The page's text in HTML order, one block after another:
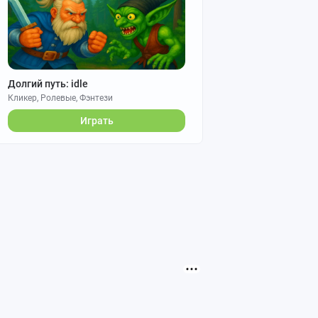
Долгий путь: idle
Кликер, Ролевые, Фэнтези
Играть